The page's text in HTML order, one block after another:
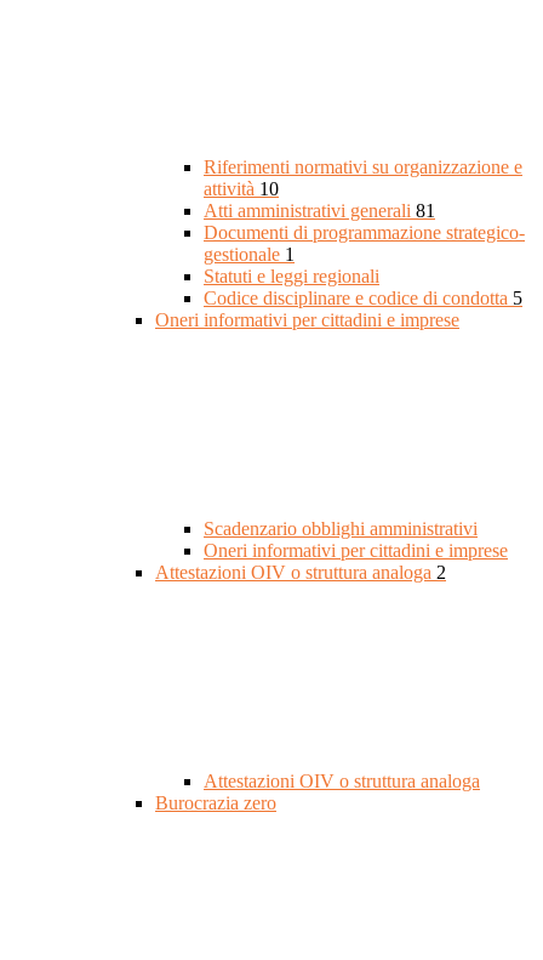
Riferimenti normativi su organizzazione e
attività 10
Atti amministrativi generali 81
Documenti di programmazione strategico-
gestionale 1
Statuti e leggi regionali
Codice disciplinare e codice di condotta 5
Oneri informativi per cittadini e imprese
Scadenzario obblighi amministrativi
Oneri informativi per cittadini e imprese
Attestazioni OIV o struttura analoga 2
Attestazioni OIV o struttura analoga
Burocrazia zero